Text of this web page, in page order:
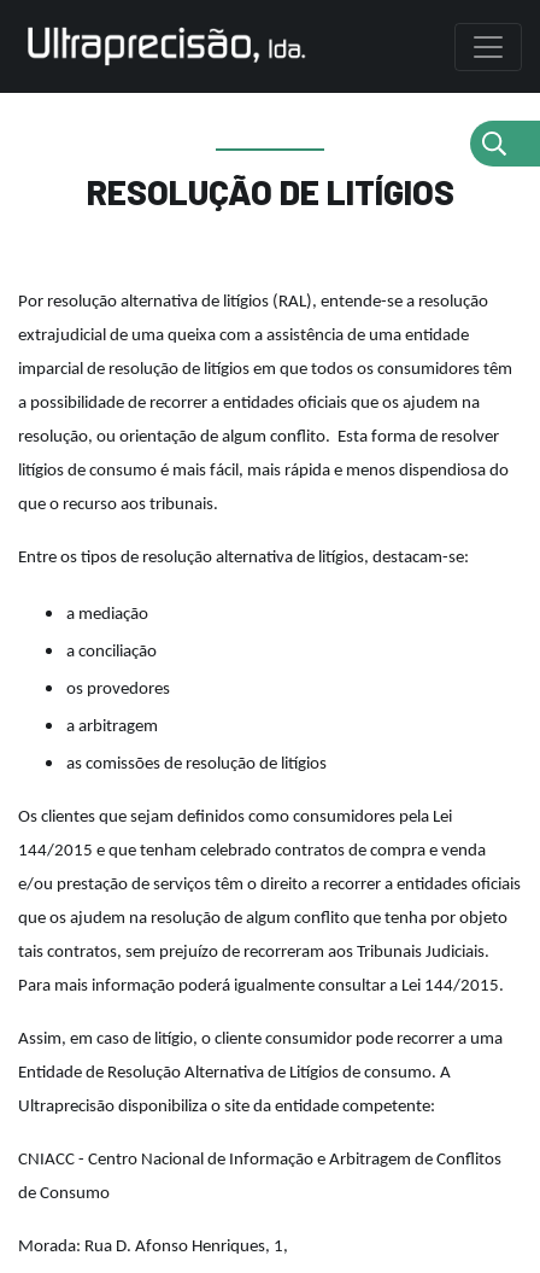
RESOLUÇÃO DE LITÍGIOS
Por resolução alternativa de litígios (RAL), entende-se a resolução
extrajudicial de uma queixa com a assistência de uma entidade
imparcial de resolução de litígios em que todos os consumidores têm
a possibilidade de recorrer a entidades oficiais que os ajudem na
resolução, ou orientação de algum conflito. Esta forma de resolver
litígios de consumo é mais fácil, mais rápida e menos dispendiosa do
que o recurso aos tribunais.
Entre os tipos de resolução alternativa de litígios, destacam-se:
a mediação
a conciliação
os provedores
a arbitragem
as comissões de resolução de litígios
Os clientes que sejam definidos como consumidores pela Lei
144/2015 e que tenham celebrado contratos de compra e venda
e/ou prestação de serviços têm o direito a recorrer a entidades oficiais
que os ajudem na resolução de algum conflito que tenha por objeto
tais contratos, sem prejuízo de recorreram aos Tribunais Judiciais.
Para mais informação poderá igualmente consultar a Lei 144/2015.
Assim, em caso de litígio, o cliente consumidor pode recorrer a uma
Entidade de Resolução Alternativa de Litígios de consumo. A
Ultraprecisão disponibiliza o site da entidade competente:
CNIACC - Centro Nacional de Informação e Arbitragem de Conflitos
de Consumo
Morada: Rua D. Afonso Henriques, 1,